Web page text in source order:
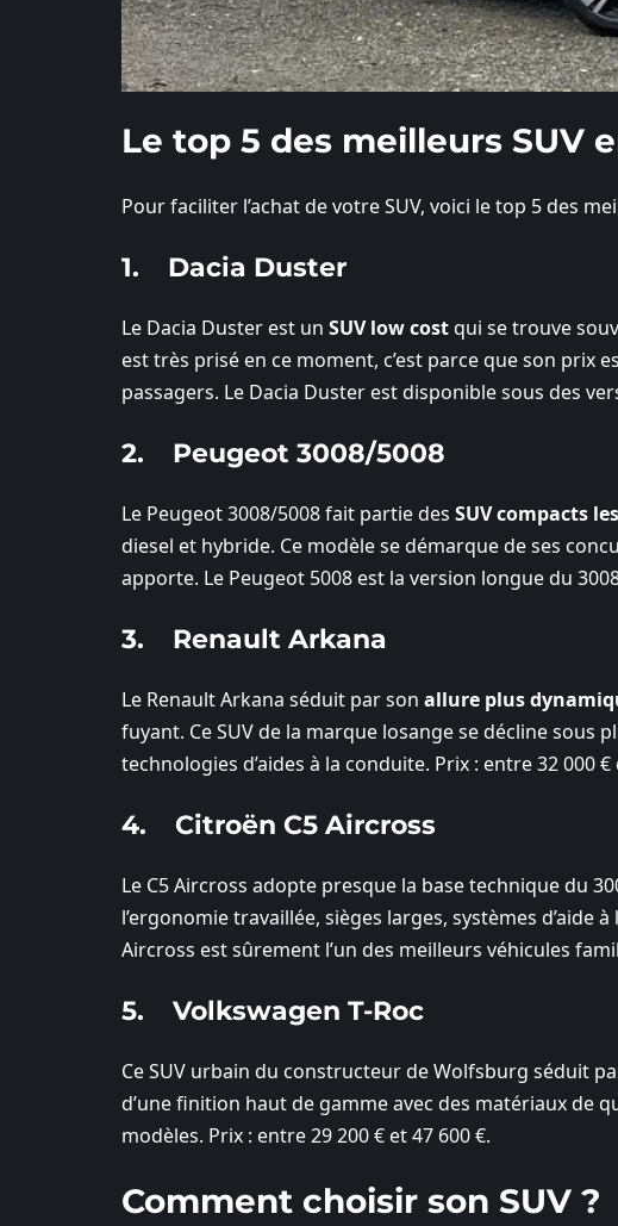
Le top 5 des meilleurs SUV
Pour faciliter l’achat de votre SUV, voici le top 5 des
1. Dacia Duster
Le Dacia Duster est un SUV low costqui se trouve
est très prisé en ce moment, c’est parce que son prix
passagers. Le Dacia Duster est disponible sous des
2. Peugeot 3008/5008
Le Peugeot 3008/5008 fait partie des SUV compacts
diesel et hybride. Ce modèle se démarque de ses
apporte. Le Peugeot 5008 est la version longue du
3. Renault Arkana
Le Renault Arkana séduit par son allure plus
fuyant. Ce SUV de la marque losange se décline
technologies d’aides à la conduite. Prix : entre 32 000 €
4. Citroën C5 Aircross
Le C5 Aircross adopte presque la base technique du
l’ergonomie travaillée, sièges larges, systèmes
Aircross est sûrement l’un des meilleurs véhicules
5. Volkswagen T-Roc
Ce SUV urbain du constructeur de Wolfsburg séduit
d’une finition haut de gamme avec des matériaux de
modèles. Prix : entre 29 200 € et 47 600 €.
Comment choisir son SUV ?